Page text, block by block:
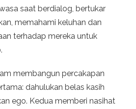
saat berdialog, bertukar
memahami keluhan dan
terhadap mereka untuk
membangun percakapan
dahulukan belas kasih
ego. Kedua memberi nasihat